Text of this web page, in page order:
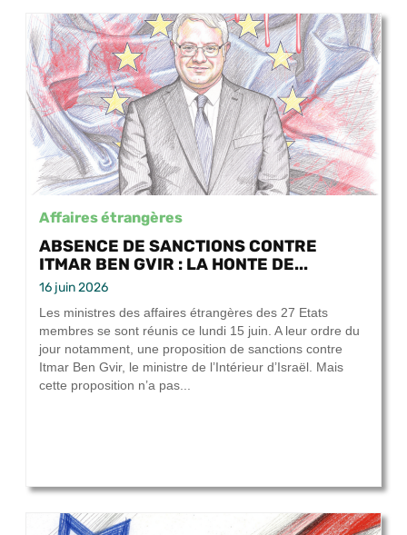
Affaires étrangères
ABSENCE DE SANCTIONS CONTRE
ITMAR BEN GVIR : LA HONTE DE...
16 juin 2026
Les ministres des affaires étrangères des 27 Etats
membres se sont réunis ce lundi 15 juin. A leur ordre du
jour notamment, une proposition de sanctions contre
Itmar Ben Gvir, le ministre de l’Intérieur d’Israël. Mais
cette proposition n’a pas...